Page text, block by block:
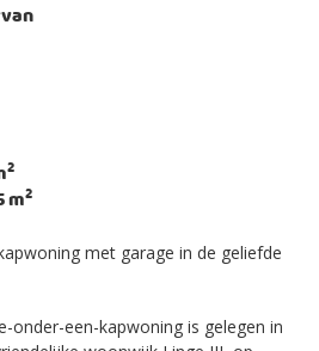
2
m2
met garage in de geliefde
onder-een-kapwoning is gelegen in